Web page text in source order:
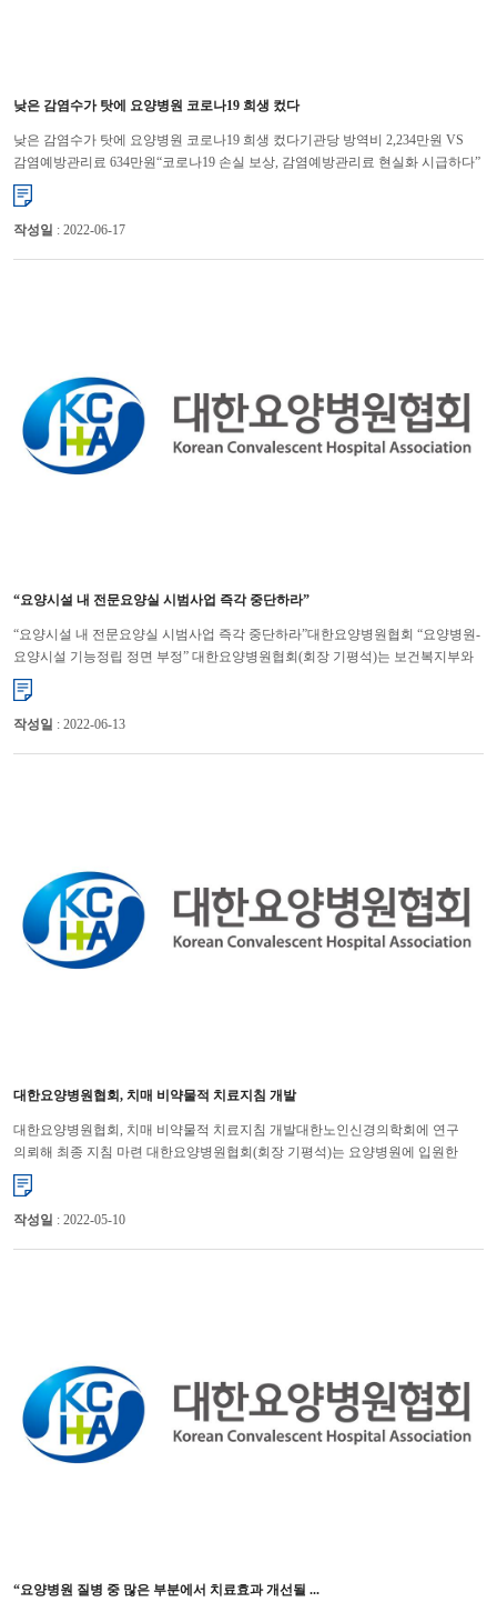
낮은 감염수가 탓에 요양병원 코로나19 희생 컸다
낮은 감염수가 탓에 요양병원 코로나19 희생 컸다기관당 방역비 2,234만원 VS
감염예방관리료 634만원“코로나19 손실 보상, 감염예방관리료 현실화 시급하다”
전국의 요양병원들이 코로나19로부터 입원환자들...
작성일 : 2022-06-17
“요양시설 내 전문요양실 시범사업 즉각 중단하라”
“요양시설 내 전문요양실 시범사업 즉각 중단하라”대한요양병원협회 “요양병원-
요양시설 기능정립 정면 부정” 대한요양병원협회(회장 기평석)는 보건복지부와
건강보험공단이 불법의료행위를 조장하고, 요양병원과 ...
작성일 : 2022-06-13
대한요양병원협회, 치매 비약물적 치료지침 개발
대한요양병원협회, 치매 비약물적 치료지침 개발대한노인신경의학회에 연구
의뢰해 최종 지침 마련 대한요양병원협회(회장 기평석)는 요양병원에 입원한
치매환자들에게 항정신성의약품 등의 약물 사용을 줄이고, 비약물...
작성일 : 2022-05-10
“요양병원 질병 중 많은 부분에서 치료효과 개선될 ...